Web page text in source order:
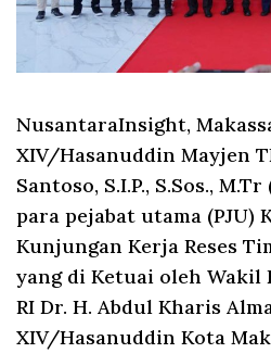
NusantaraInsight,
XIV/Hasanuddin Mayjen
Santoso, S.I.P., S.Sos.,
para pejabat utama (PJU)
Kunjungan Kerja Reses
yang di Ketuai oleh Wakil
RI Dr. H. Abdul Kharis
XIV/Hasanuddin Kota